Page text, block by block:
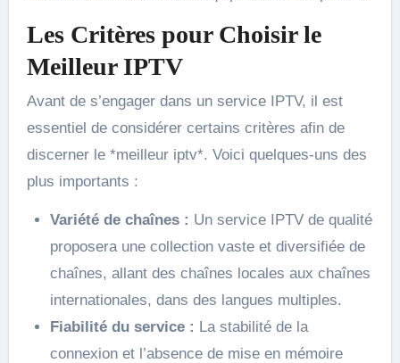
Les Critères pour Choisir le
Meilleur IPTV
Avant de s’engager dans un service IPTV, il est
essentiel de considérer certains critères afin de
discerner le *meilleur iptv*. Voici quelques-uns des
plus importants :
Variété de chaînes : Un service IPTV de qualité
proposera une collection vaste et diversifiée de
chaînes, allant des chaînes locales aux chaînes
internationales, dans des langues multiples.
Fiabilité du service : La stabilité de la
connexion et l’absence de mise en mémoire